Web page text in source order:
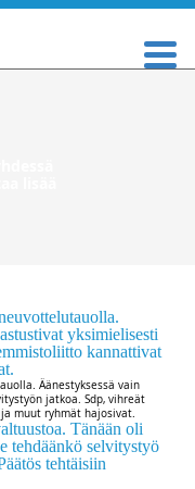
Äänestyksessä vain
jatkoa. Sdp, vihreät
muut ryhmät hajosivat.